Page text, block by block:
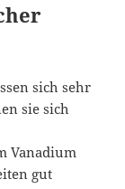
sich sehr
sie sich
Vanadium
gut